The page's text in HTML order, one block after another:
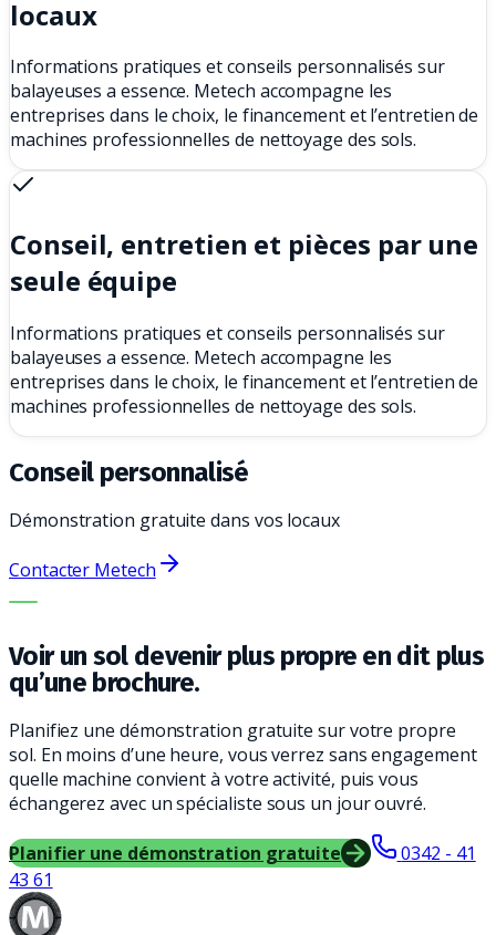
locaux
Informations pratiques et conseils personnalisés sur
balayeuses a essence. Metech accompagne les
entreprises dans le choix, le financement et l’entretien de
machines professionnelles de nettoyage des sols.
Conseil, entretien et pièces par une
seule équipe
Informations pratiques et conseils personnalisés sur
balayeuses a essence. Metech accompagne les
entreprises dans le choix, le financement et l’entretien de
machines professionnelles de nettoyage des sols.
Conseil personnalisé
Démonstration gratuite dans vos locaux
Contacter Metech
LA BONNE MACHINE. LE MEILLEUR SERVICE.
Voir un sol devenir plus propre en dit plus
qu’une brochure.
Planifiez une démonstration gratuite sur votre propre
sol. En moins d’une heure, vous verrez sans engagement
quelle machine convient à votre activité, puis vous
échangerez avec un spécialiste sous un jour ouvré.
Planifier une démonstration gratuite
0342 - 41
43 61